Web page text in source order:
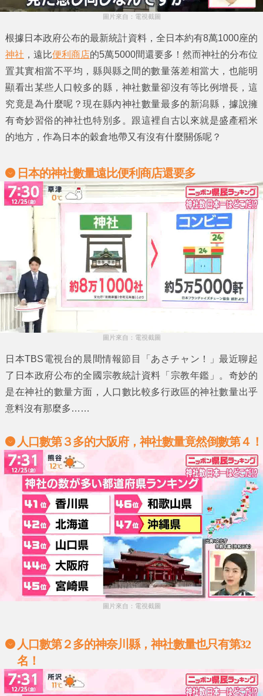
圖片來自：電視截圖
根據日本政府公布的最新統計資料，全日本約有8萬1000座的
神社 ，遠比便利商店的5萬5000間還要多！然而神社的分布位
置其實相當不平均，縣與縣之間的數量落差相當大，也能明
顯看出某些人口較多的縣， 神社數量卻沒有等比例增長，這
究竟是為什麼呢？現在縣內神社數量最多的新潟縣 ，據說擁
有奇妙習俗的神社也特別多。跟這裡自古以來就是盛產稻米
的地方，作為日本的穀倉地帶又有沒有什麼關係呢？
日本的神社數量遠比便利商店還要多
圖片來自：電視截圖
日本TBS電視台的晨間情報節目 「あさチャン！」最近聊起
了日本政府公布的全國宗教統計資料 「宗教年鑑」 。奇妙的
是在神社的數量方面，人口數比較多行政區的神社數量出乎
意料沒有那麼多……
人口數第３多的大阪府，神社數量竟然倒數第４！
圖片來自：電視截圖
人口數第２多的神奈川縣，神社數量也只有第32
名！